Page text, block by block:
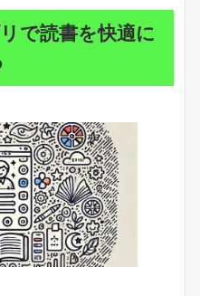
で読書を快適に